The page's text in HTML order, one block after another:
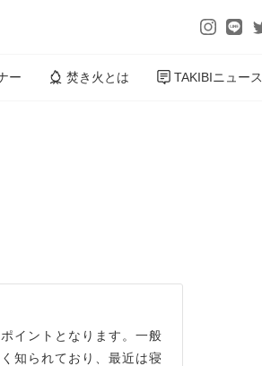
ー 焚き火とは TAKIBIニュース
イントとなります。一般
知られており、最近は寝